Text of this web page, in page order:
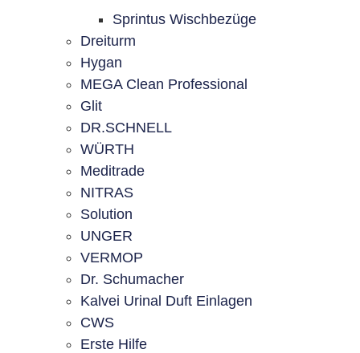
Sprintus Wischbezüge
Dreiturm
Hygan
MEGA Clean Professional
Glit
DR.SCHNELL
WÜRTH
Meditrade
NITRAS
Solution
UNGER
VERMOP
Dr. Schumacher
Kalvei Urinal Duft Einlagen
CWS
Erste Hilfe